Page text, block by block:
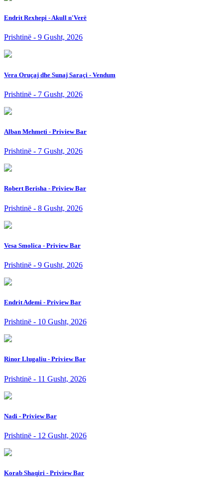
Endrit Rexhepi - Akull n'Verë
Prishtinë - 9 Gusht, 2026
Vera Oruçaj dhe Sunaj Saraçi - Vendum
Prishtinë - 7 Gusht, 2026
Alban Mehmeti - Priview Bar
Prishtinë - 7 Gusht, 2026
Robert Berisha - Priview Bar
Prishtinë - 8 Gusht, 2026
Vesa Smolica - Priview Bar
Prishtinë - 9 Gusht, 2026
Endrit Ademi - Priview Bar
Prishtinë - 10 Gusht, 2026
Rinor Llugaliu - Priview Bar
Prishtinë - 11 Gusht, 2026
Nadi - Priview Bar
Prishtinë - 12 Gusht, 2026
Korab Shaqiri - Priview Bar